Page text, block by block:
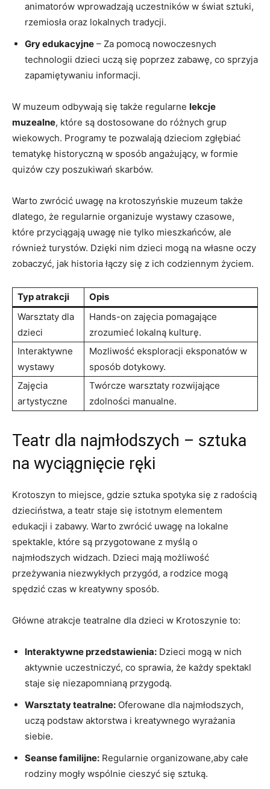
animatorów wprowadzają uczestników w świat sztuki,
rzemiosła oraz lokalnych tradycji.
Gry edukacyjne – Za pomocą nowoczesnych
technologii dzieci uczą się poprzez zabawę, co sprzyja
zapamiętywaniu informacji.
W muzeum odbywają się także regularne lekcje
muzealne, które są dostosowane do różnych grup
wiekowych. Programy te pozwalają dzieciom zgłębiać
tematykę historyczną w sposób angażujący, w formie
quizów czy poszukiwań skarbów.
Warto zwrócić uwagę na krotoszyńskie muzeum także
dlatego, że regularnie organizuje wystawy czasowe,
które przyciągają uwagę nie tylko mieszkańców, ale
również turystów. Dzięki nim dzieci mogą na własne oczy
zobaczyć, jak historia łączy się z ich codziennym życiem.
Typ atrakcji
Opis
Warsztaty dla
dzieci
Hands-on zajęcia pomagające
zrozumieć lokalną kulturę.
Interaktywne
wystawy
Mozliwość eksploracji eksponatów w
sposób dotykowy.
Zajęcia
artystyczne
Twórcze warsztaty rozwijające
zdolności manualne.
Teatr dla najmłodszych – sztuka
na wyciągnięcie ręki
Krotoszyn to miejsce, gdzie sztuka spotyka się z radością
dzieciństwa, a teatr staje się istotnym elementem
edukacji i zabawy. Warto zwrócić uwagę na lokalne
spektakle, które są przygotowane z myślą o
najmłodszych widzach. Dzieci mają możliwość
przeżywania niezwykłych przygód, a rodzice mogą
spędzić czas w kreatywny sposób.
Główne atrakcje teatralne dla dzieci w Krotoszynie to:
Interaktywne przedstawienia: Dzieci mogą w nich
aktywnie uczestniczyć, co sprawia, że każdy spektakl
staje się niezapomnianą przygodą.
Warsztaty teatralne: Oferowane dla najmłodszych,
uczą podstaw aktorstwa i kreatywnego wyrażania
siebie.
Seanse familijne: Regularnie organizowane,aby całe
rodziny mogły wspólnie cieszyć się sztuką.